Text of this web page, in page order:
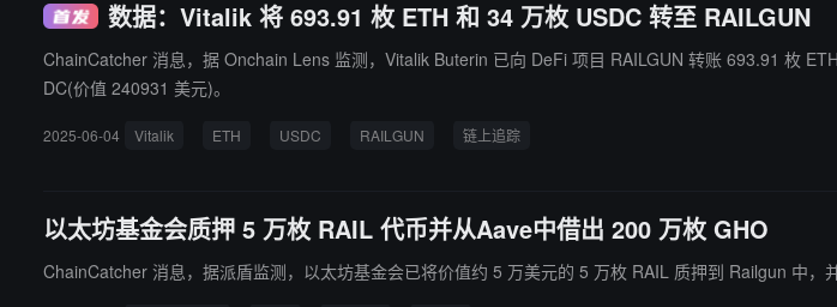
数据：Vitalik 将 693.91 枚 ETH 和 34 万枚 USDC 转至 RAILGUN
ChainCatcher 消息，据 Onchain Lens 监测，Vitalik Buterin 已向 DeFi 项目 RAILGUN 转账 693.91 枚 ETH(价值 183 万美元)和 340931 枚 USDC
DC(价值 240931 美元)。
2025-06-04 Vitalik ETH USDC RAILGUN 链上追踪
以太坊基金会质押 5 万枚 RAIL 代币并从Aave中借出 200 万枚 GHO
ChainCatcher 消息，据派盾监测，以太坊基金会已将价值约 5 万美元的 5 万枚 RAIL 质押到 Railgun 中